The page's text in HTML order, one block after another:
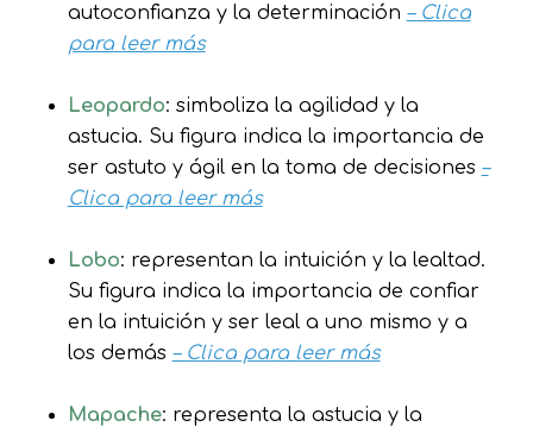
autoconfianza y la determinación – Clica
para leer más
Leopardo: simboliza la agilidad y la
astucia. Su figura indica la importancia de
ser astuto y ágil en la toma de decisiones –
Clica para leer más
Lobo: representan la intuición y la lealtad.
Su figura indica la importancia de confiar
en la intuición y ser leal a uno mismo y a
los demás – Clica para leer más
Mapache: representa la astucia y la